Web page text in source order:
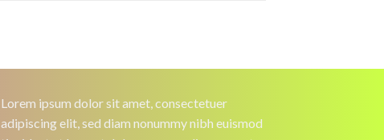
Lorem ipsum dolor sit amet, consectetuer
adipiscing elit, sed diam nonummy nibh euismod